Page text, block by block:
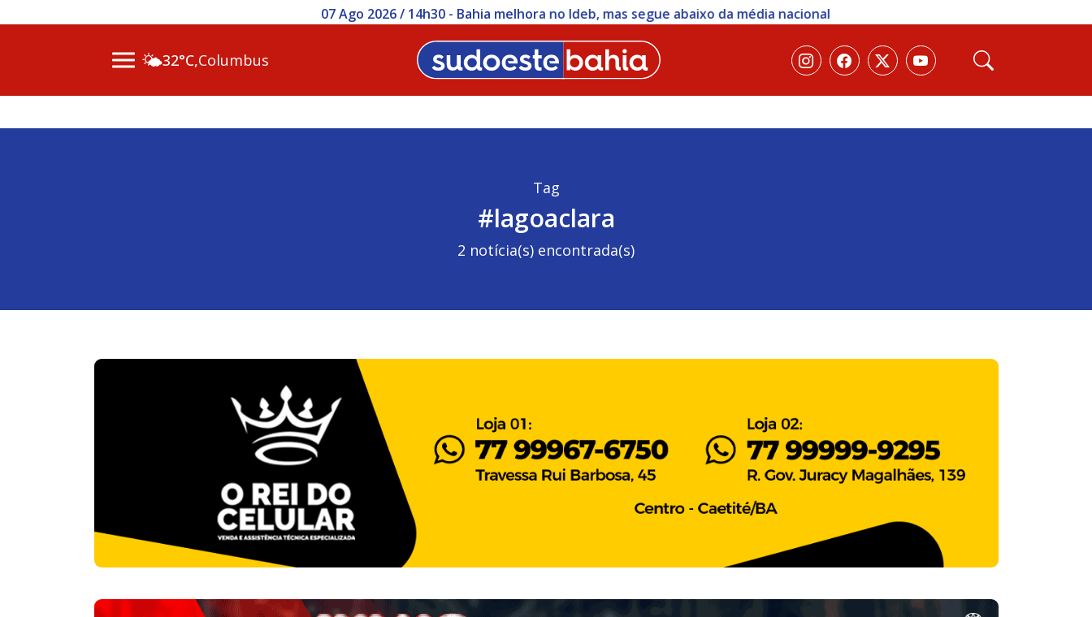
07 Ago 2026 / 14h30 - Bahia melhora no Ideb, mas segue abaixo da média nacional
🌤️32°C,Columbus
Tag
#lagoaclara
2 notícia(s) encontrada(s)